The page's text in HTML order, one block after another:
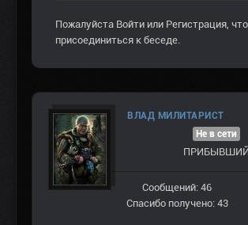
Пожалуйста Войти или Регистрация,
присоединиться к беседе.
ВЛАД МИЛИТАРИСТ
Не в сети
ПРИБЫВШИЙ
Сообщений: 46
Спасибо получено: 43